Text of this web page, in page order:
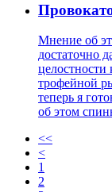
Мнение об
достаточно
целостности
трофейной
теперь я
об этом
<<
<
1
2